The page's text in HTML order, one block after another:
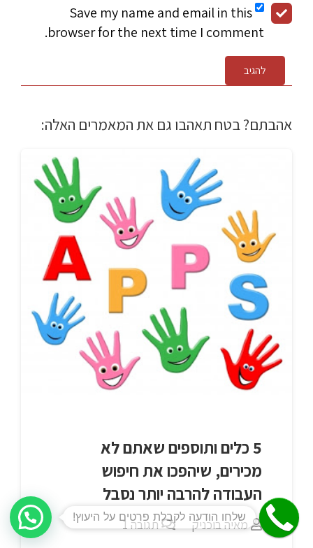
Save my name and email in this
browser for the next time I comment.
להגיב
אהבתם? בטח תאהבו גם את המאמרים האלה:
5 כלים ותוספים שאתם לא
מכירים, שיהפכו את חיפוש
העבודה להרבה יותר נסבל
מאיה בוכניק תגובה1